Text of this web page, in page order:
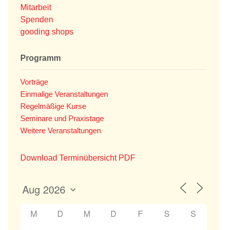
Mitarbeit
Spenden
gooding shops
Programm
Vorträge
Einmalige Veranstaltungen
Regelmäßige Kurse
Seminare und Praxistage
Weitere Veranstaltungen
Download Terminübersicht PDF
M D M D F S
S